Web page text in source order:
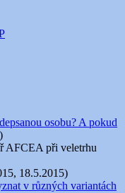
osobu? A pokud
AFCEA při veletrhu
18.5.2015)
v různých variantách